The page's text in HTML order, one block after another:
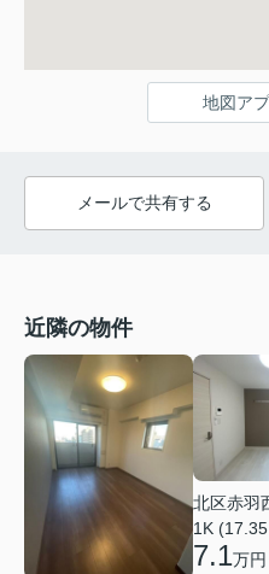
地図ア
メールで共有する
近隣の物件
北区赤羽
1K
7.1万円